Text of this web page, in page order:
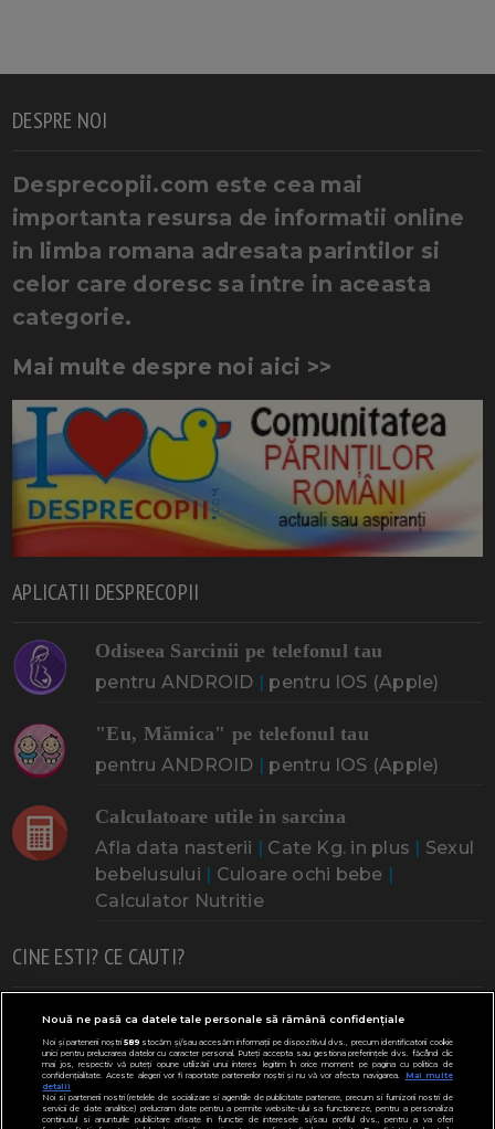
DESPRE NOI
Desprecopii.com este cea mai
importanta resursa de informatii online
in limba romana adresata parintilor si
celor care doresc sa intre in aceasta
categorie.
Mai multe despre noi aici >>
APLICATII DESPRECOPII
Odiseea Sarcinii pe telefonul tau
pentru ANDROID | pentru IOS (Apple)
"Eu, Mămica" pe telefonul tau
pentru ANDROID | pentru IOS (Apple)
Calculatoare utile in sarcina
Afla data nasterii | Cate Kg. in plus | Sexul
bebelusului | Culoare ochi bebe |
Calculator Nutritie
CINE ESTI? CE CAUTI?
Doresc un copil Adoptia Probleme cu sarcina
Urmeaza sa nasc Probleme alaptare Bebe plange
Bebe febra Caut bona Cresa, Gradinta
Mergem la scoala Copil bolnav Copii cu nevoi speciale
Nouă ne pasă ca datele tale personale să rămână confidențiale
Noi și partenerii noștri589stocăm și/sau accesăm informații pe dispozitivul dvs., precum identificatorii cookie
unici pentru prelucrarea datelor cu caracter personal. Puteți accepta sau gestiona preferințele dvs. făcând clic
mai jos, respectiv vă puteți opune utilizării unui interes legitim în orice moment pe pagina cu politica de
confidențialitate. Aceste alegeri vor fi raportate partenerilor noștri și nu vă vor afecta navigarea.
Mai multe
detalii
Noi si partenerii nostri (retelele de socializare si agentiile de publicitate partenere, precum si furnizorii nostri de
servicii de date analitice) prelucram date pentru a permite website-ului sa functioneze, pentru a personaliza
continutul si anunturile publicitare afisate in functie de interesele si/sau profilul dvs., pentru a va oferi